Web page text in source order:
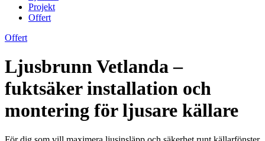
Projekt
Offert
Offert
Ljusbrunn Vetlanda –
fuktsäker installation och
montering för ljusare källare